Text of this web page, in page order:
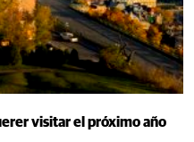
visitar el próximo año